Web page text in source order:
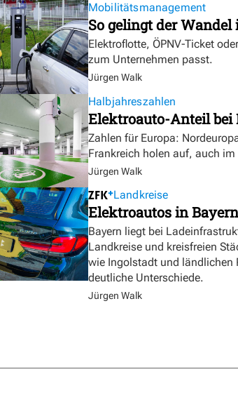
Mobilitätsmanagement
So gelingt der
Elektroflotte, ÖPNV-Ticket
zum Unternehmen passt.
Jürgen Walk
Halbjahreszahlen
Elektroauto-Anteil bei
Zahlen für Europa:
Frankreich holen auf, auch im
Jürgen Walk
Landkreise
Elektroautos in
Bayern liegt bei
Landkreise und kreisfreien
wie Ingolstadt und ländlichen
deutliche Unterschiede.
Jürgen Walk